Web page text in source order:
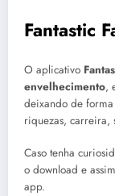
Fantastic
O aplicativo
envelhecimento,
deixando de
riquezas, carreira,
Caso tenha
o download e
app.